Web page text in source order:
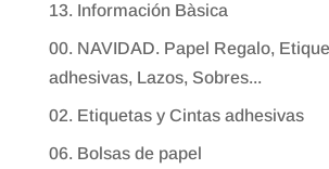
13. Información Bàsica
00. NAVIDAD. Papel Regalo,
adhesivas, Lazos, Sobres...
02. Etiquetas y Cintas adhesivas
06. Bolsas de papel